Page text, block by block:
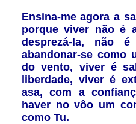
Ensina-me agora a
porque viver não é
desprezá-la, não
abandonar-se como
do vento, viver é
liberdade, viver é
asa, com a
haver no vôo um
como Tu.